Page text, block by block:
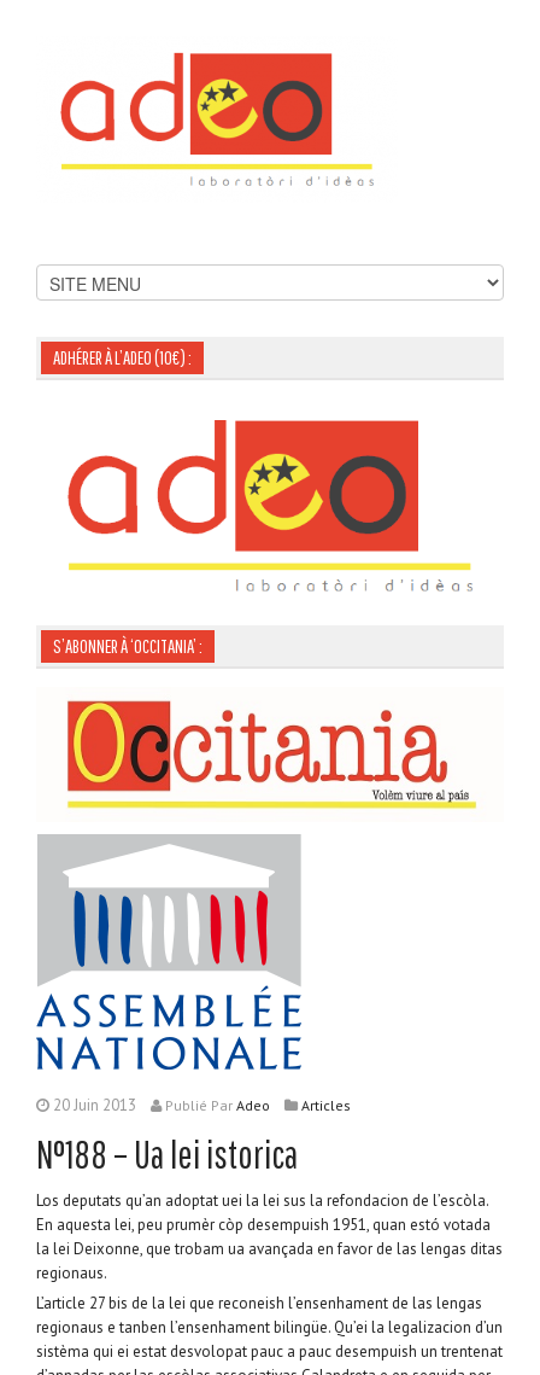
ADHÉRER À L’ADEO (10€) :
S’ABONNER À ‘OCCITANIA’ :
20 Juin 2013 Publié Par Adeo Articles
N°188 – Ua lei istorica
Los deputats qu’an adoptat uei la lei sus la refondacion de l’escòla.
En aquesta lei, peu prumèr còp desempuish 1951, quan estó votada
la lei Deixonne, que trobam ua avançada en favor de las lengas ditas
regionaus.
L’article 27 bis de la lei que reconeish l’ensenhament de las lengas
regionaus e tanben l’ensenhament bilingüe. Qu’ei la legalizacion d’un
sistèma qui ei estat desvolopat pauc a pauc desempuish un trentenat